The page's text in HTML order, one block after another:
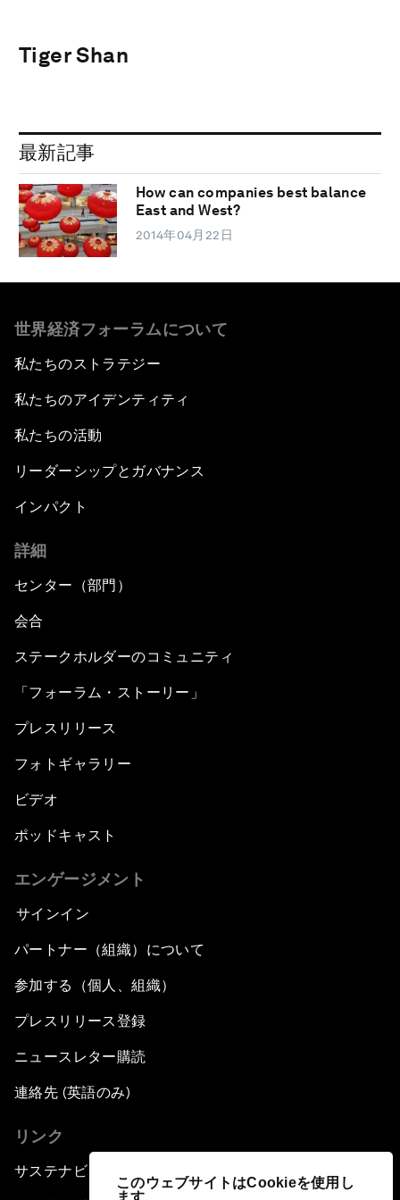
このウェブサイトはCookieを使用し
ます
Tiger Shan
最新記事
How can companies best balance
East and West?
2014年04月22日
世界経済フォーラムについて
私たちのストラテジー
私たちのアイデンティティ
私たちの活動
リーダーシップとガバナンス
インパクト
詳細
センター（部門）
会合
ステークホルダーのコミュニティ
「フォーラム・ストーリー」
プレスリリース
フォトギャラリー
ビデオ
ポッドキャスト
エンゲージメント
サインイン
パートナー（組織）について
参加する（個人、組織）
プレスリリース登録
ニュースレター購読
連絡先 (英語のみ)
リンク
サステナビリティへの取り組み